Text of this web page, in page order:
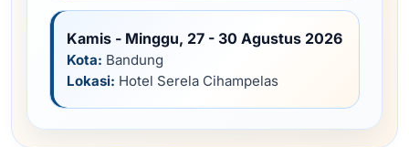
Kamis - Minggu, 27 - 30 Agustus 2026
Kota: Bandung
Lokasi: Hotel Serela Cihampelas